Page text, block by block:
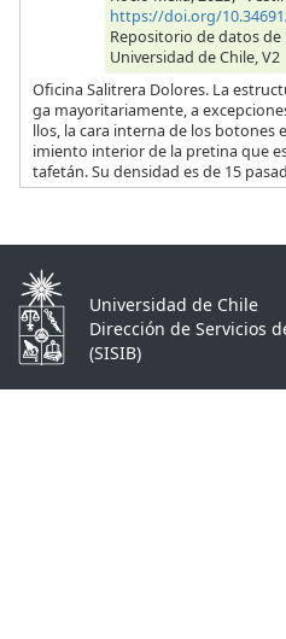
https://doi.org/
Repositorio de datos de
Universidad de Chile, V2
Oficina Salitrera Dolores. La
ga mayoritariamente, a
llos, la cara interna de los botones
imiento interior de la pretina que
tafetán. Su densidad es de 15
Universidad de Chile
Dirección de Servicios
(SISIB)